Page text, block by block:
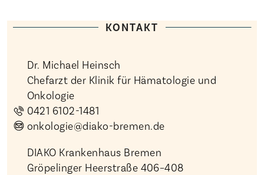
KONTAKT
Dr. Michael Heinsch
Chefarzt der Klinik für Hämatologie und
Onkologie
0421 6102-1481
onkologie@diako-bremen.de
DIAKO Krankenhaus Bremen
Gröpelinger Heerstraße 406–408